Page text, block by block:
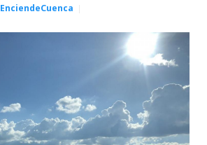
EnciendeCuenca